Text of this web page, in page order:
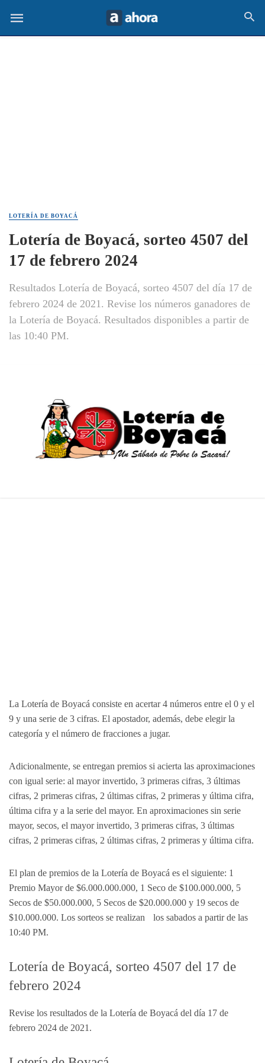
LOTERÍA DE BOYACÁ
Lotería de Boyacá, sorteo 4507 del
17 de febrero 2024
Resultados Lotería de Boyacá, sorteo 4507 del día 17 de
febrero 2024 de 2021. Revise los números ganadores de
la Lotería de Boyacá. Resultados disponibles a partir de
las 10:40 PM.
La Lotería de Boyacá consiste en acertar 4 números entre el 0 y el
9 y una serie de 3 cifras. El apostador, además, debe elegir la
categoría y el número de fracciones a jugar.
Adicionalmente, se entregan premios si acierta las aproximaciones
con igual serie: al mayor invertido, 3 primeras cifras, 3 últimas
cifras, 2 primeras cifras, 2 últimas cifras, 2 primeras y última cifra,
última cifra y a la serie del mayor. En aproximaciones sin serie
mayor, secos, el mayor invertido, 3 primeras cifras, 3 últimas
cifras, 2 primeras cifras, 2 últimas cifras, 2 primeras y última cifra.
El plan de premios de la Lotería de Boyacá es el siguiente: 1
Premio Mayor de $6.000.000.000, 1 Seco de $100.000.000, 5
Secos de $50.000.000, 5 Secos de $20.000.000 y 19 secos de
$10.000.000. Los sorteos se realizan los sabados a partir de las
10:40 PM.
Lotería de Boyacá, sorteo 4507 del 17 de
febrero 2024
Revise los resultados de la Lotería de Boyacá del día 17 de
febrero 2024 de 2021.